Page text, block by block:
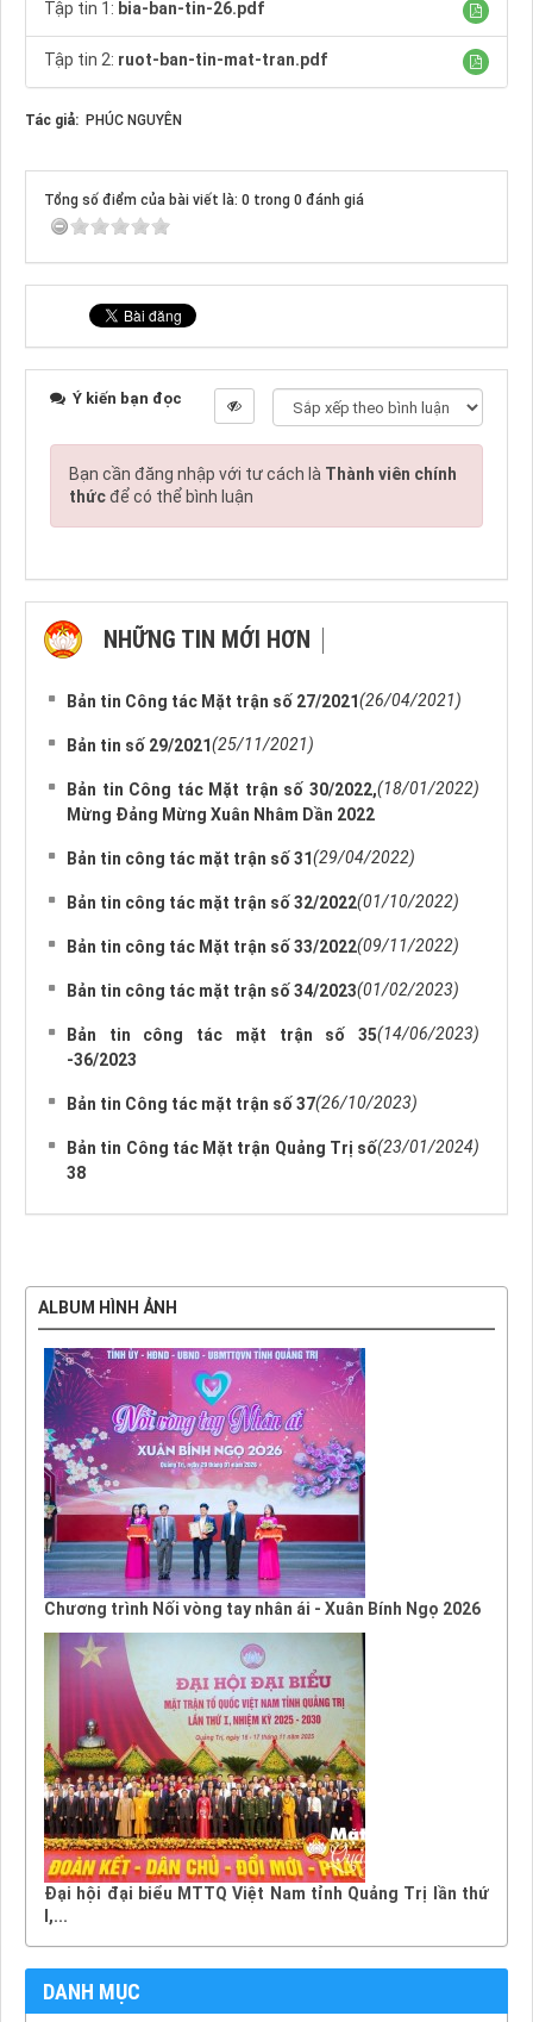
Tập tin 1: bia-ban-tin-26.pdf
Tập tin 2: ruot-ban-tin-mat-tran.pdf
Tác giả: PHÚC NGUYÊN
Tổng số điểm của bài viết là: 0 trong 0 đánh giá
Ý kiến bạn đọc
Bạn cần đăng nhập với tư cách là Thành viên chính
thứcđể có thể bình luận
NHỮNG TIN MỚI HƠN
Bản tin Công tác Mặt trận số 27/2021(26/04/2021)
Bản tin số 29/2021(25/11/2021)
Bản tin Công tác Mặt trận số 30/2022,
Mừng Đảng Mừng Xuân Nhâm Dần 2022
(18/01/2022)
Bản tin công tác mặt trận số 31(29/04/2022)
Bản tin công tác mặt trận số 32/2022(01/10/2022)
Bản tin công tác Mặt trận số 33/2022(09/11/2022)
Bản tin công tác mặt trận số 34/2023(01/02/2023)
Bản tin công tác mặt trận số 35
-36/2023
(14/06/2023)
Bản tin Công tác mặt trận số 37(26/10/2023)
Bản tin Công tác Mặt trận Quảng Trị số
38
(23/01/2024)
ALBUM HÌNH ẢNH
Chương trình Nối vòng tay nhân ái - Xuân Bính Ngọ 2026
Đại hội đại biểu MTTQ Việt Nam tỉnh Quảng Trị lần thứ
I,...
DANH MỤC